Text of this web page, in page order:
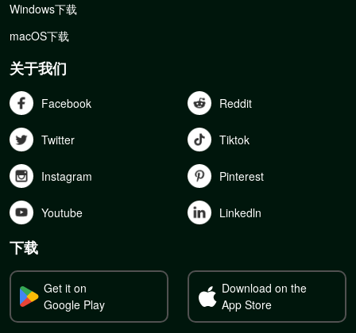
Windows下载
macOS下载
关于我们
Facebook Reddit
Twitter Tiktok
Instagram Pinterest
Youtube Linkedln
下载
Get it on
Google Play
Download on the
App Store